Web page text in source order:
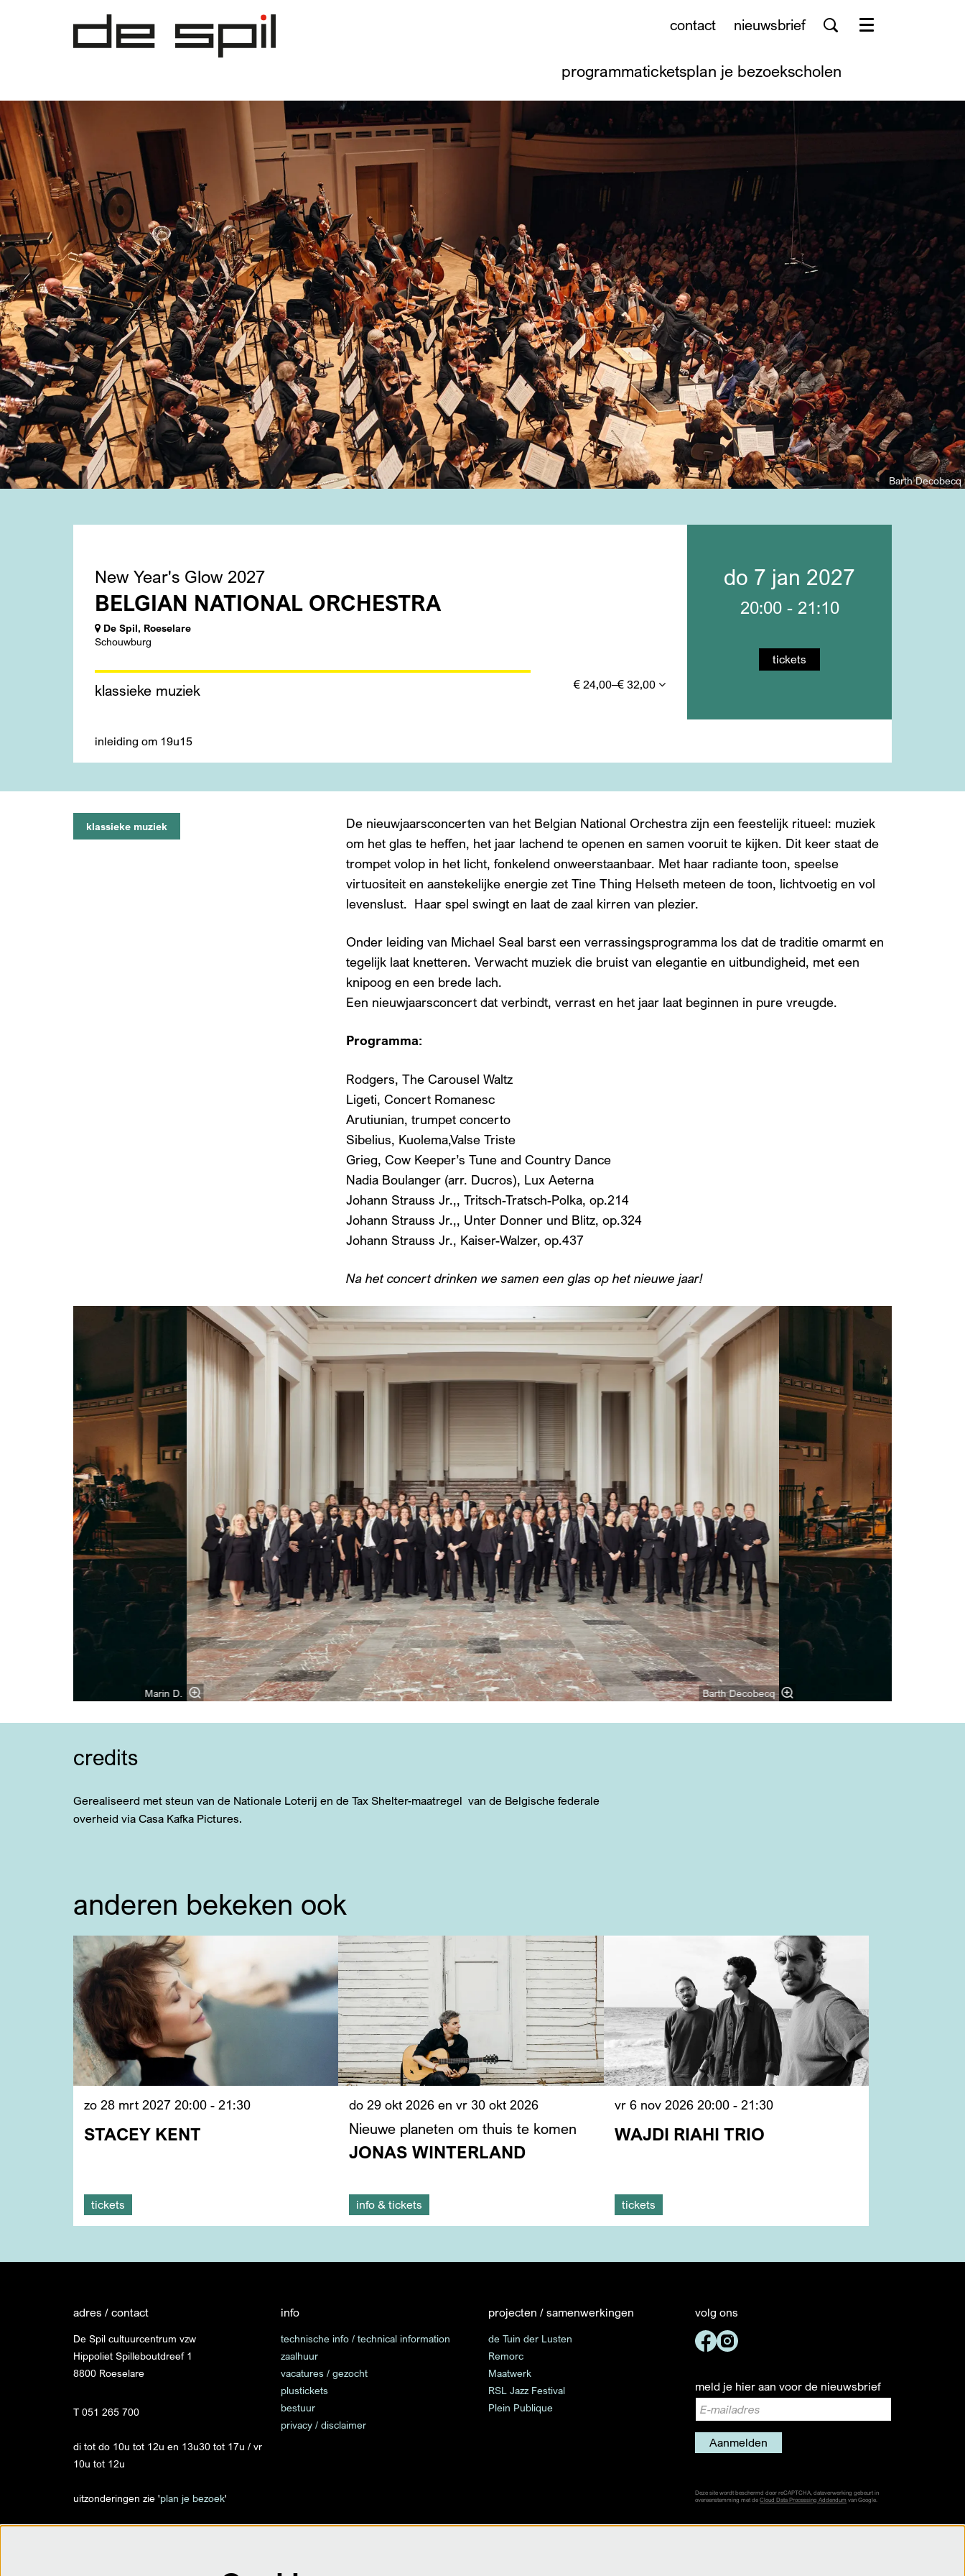
contact nieuwsbrief
programmaticketsplan je bezoekscholen
Menu
Barth Decobecq
New Year's Glow 2027
BELGIAN NATIONAL ORCHESTRA
De Spil, Roeselare
Schouwburg
klassieke muziek € 24,00–€ 32,00
do 7 jan 2027
20:00 - 21:10
tickets
inleiding om 19u15
De nieuwjaarsconcerten van het Belgian National Orchestra zijn een feestelijk ritueel: muziek
om het glas te heffen, het jaar lachend te openen en samen vooruit te kijken. Dit keer staat de
trompet volop in het licht, fonkelend onweerstaanbaar. Met haar radiante toon, speelse
virtuositeit en aanstekelijke energie zet Tine Thing Helseth meteen de toon, lichtvoetig en vol
levenslust. Haar spel swingt en laat de zaal kirren van plezier.
Onder leiding van Michael Seal barst een verrassingsprogramma los dat de traditie omarmt en
tegelijk laat knetteren. Verwacht muziek die bruist van elegantie en uitbundigheid, met een
knipoog en een brede lach.
Een nieuwjaarsconcert dat verbindt, verrast en het jaar laat beginnen in pure vreugde.
Programma:
Rodgers, The Carousel Waltz
Ligeti, Concert Romanesc
Arutiunian, trumpet concerto
Sibelius, Kuolema,Valse Triste
Grieg, Cow Keeper’s Tune and Country Dance
Nadia Boulanger (arr. Ducros), Lux Aeterna
Johann Strauss Jr.,, Tritsch-Tratsch-Polka, op.214
Johann Strauss Jr.,, Unter Donner und Blitz, op.324
Johann Strauss Jr., Kaiser-Walzer, op.437
Na het concert drinken we samen een glas op het nieuwe jaar!
klassieke muziek
Marin D. Barth Decobecq
Inzoomen
credits
Gerealiseerd met steun van de Nationale Loterij en de Tax Shelter-maatregel van de Belgische federale
overheid via Casa Kafka Pictures.
anderen bekeken ook
STACEY KENT
zo 28 mrt 2027 20:00 - 21:30
tickets
Nieuwe planeten om thuis te komen
JONAS WINTERLAND
do 29 okt 2026envr 30 okt 2026
info & tickets
WAJDI RIAHI TRIO
vr 6 nov 2026 20:00 - 21:30
tickets
adres / contact
De Spil cultuurcentrum vzw
Hippoliet Spilleboutdreef 1
8800 Roeselare
T 051 265 700
di tot do 10u tot 12u en 13u30 tot 17u / vr
10u tot 12u
uitzonderingen zie 'plan je bezoek'
info
technische info / technical information
zaalhuur
vacatures / gezocht
plustickets
bestuur
privacy / disclaimer
projecten / samenwerkingen
de Tuin der Lusten
Remorc
Maatwerk
RSL Jazz Festival
Plein Publique
volg ons
meld je hier aan voor de nieuwsbrief
Aanmelden
Deze site wordt beschermd door reCAPTCHA, dataverwerking gebeurt in
overeenstemming met deCloud Data Processing Addendum van Google.